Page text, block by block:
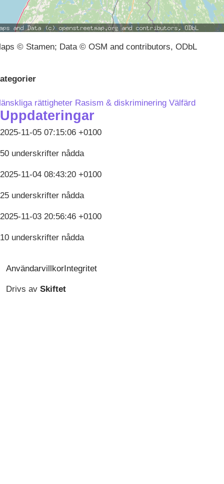
© Stamen; Data © OSM and contributors, ODbL
rättigheter Rasism & diskriminering Välfärd
Uppdateringar
2025-11-05 07:15:06 +0100
50 underskrifter nådda
2025-11-04 08:43:20 +0100
25 underskrifter nådda
2025-11-03 20:56:46 +0100
10 underskrifter nådda
AnvändarvillkorIntegritet
Drivs av Skiftet